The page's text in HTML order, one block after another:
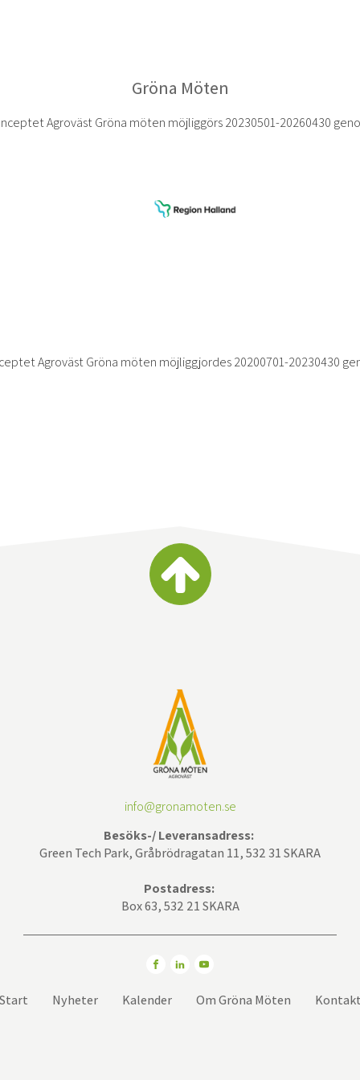
Gröna Möten
Agroväst Gröna möten möjliggörs 20230501-20260430
Agroväst Gröna möten möjliggjordes 20200701-20230430
info@gronamoten.se
Besöks-/ Leveransadress:
Green Tech Park, Gråbrödragatan 11, 532 31 SKARA
Postadress:
Box 63, 532 21 SKARA
Nyheter Kalender Om Gröna Möten